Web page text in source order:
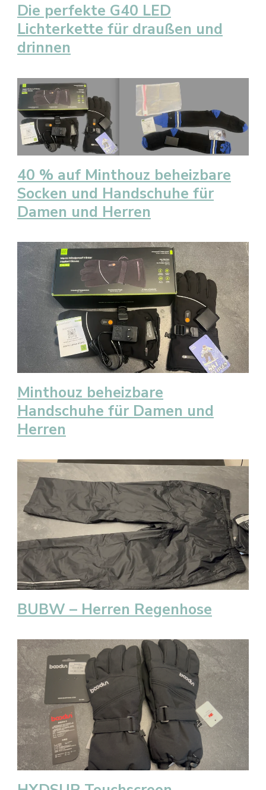
Die perfekte G40 LED
Lichterkette für draußen und
drinnen
40 % auf Minthouz beheizbare
Socken und Handschuhe für
Damen und Herren
Minthouz beheizbare
Handschuhe für Damen und
Herren
BUBW – Herren Regenhose